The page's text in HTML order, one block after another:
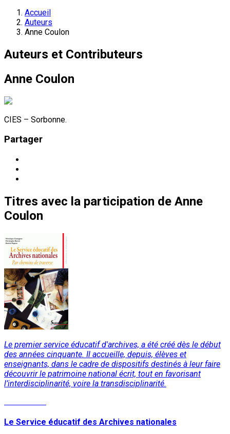
Accueil
Auteurs
Anne Coulon
Auteurs et Contributeurs
Anne Coulon
CIES – Sorbonne.
Partager
Titres avec la participation de Anne
Coulon
Le premier service éducatif d'archives, a été créé dès le début
des années cinquante. Il accueille, depuis, élèves et
enseignants, dans le cadre de dispositifs destinés à leur faire
découvrir le patrimoine national écrit, tout en favorisant
l’interdisciplinarité, voire la transdisciplinarité.
Le Service éducatif des Archives nationales